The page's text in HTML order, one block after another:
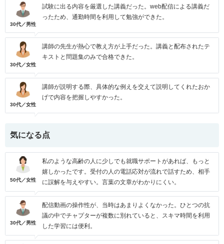
30代／男性
試験に出る内容を厳選した講義だった。web配信による講義だ
ったため、通勤時間を利用して勉強ができた。
30代／女性
講師の先生が熱心で教え方が上手だった。講義と配布されたテ
キストと問題集のみで合格できた。
30代／女性
講師が説明する際、具体的な例えを交えて説明してくれたおか
げで内容を把握しやすかった。
気になる点
50代／女性
私のような高齢の人に少しでも就職サポートがあれば、もっと
嬉しかったです。受付の人の電話応対が流れで話すため、相手
に誤解を与えやすい。言葉の文章がわかりにくい。
30代／男性
配信動画の操作性が、当時はあまりよくなかった。ひとつの抗
議の中でチャプターが複数に別れていると、スキマ時間を利用
した学習には便利。